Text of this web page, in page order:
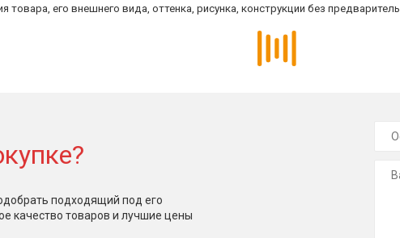
товара, его внешнего вида, оттенка, рисунка, конструкции без
подходящий под его
качество товаров и лучшие цены